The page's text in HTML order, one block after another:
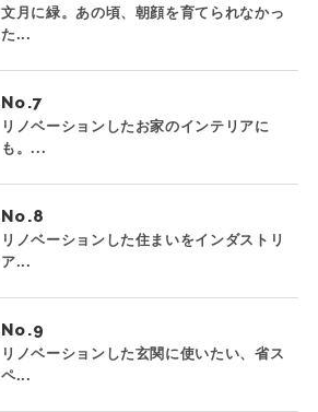
文月に緑。あの頃、朝顔を育てられなかっ
た...
No.
リノベーションしたお家のインテリアに
も。...
No.
リノベーションした住まいをインダストリ
ア...
No.
リノベーションした玄関に使いたい、省ス
ペ...